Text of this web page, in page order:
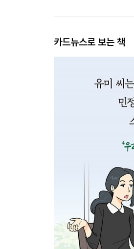
카드뉴스로 보는 책